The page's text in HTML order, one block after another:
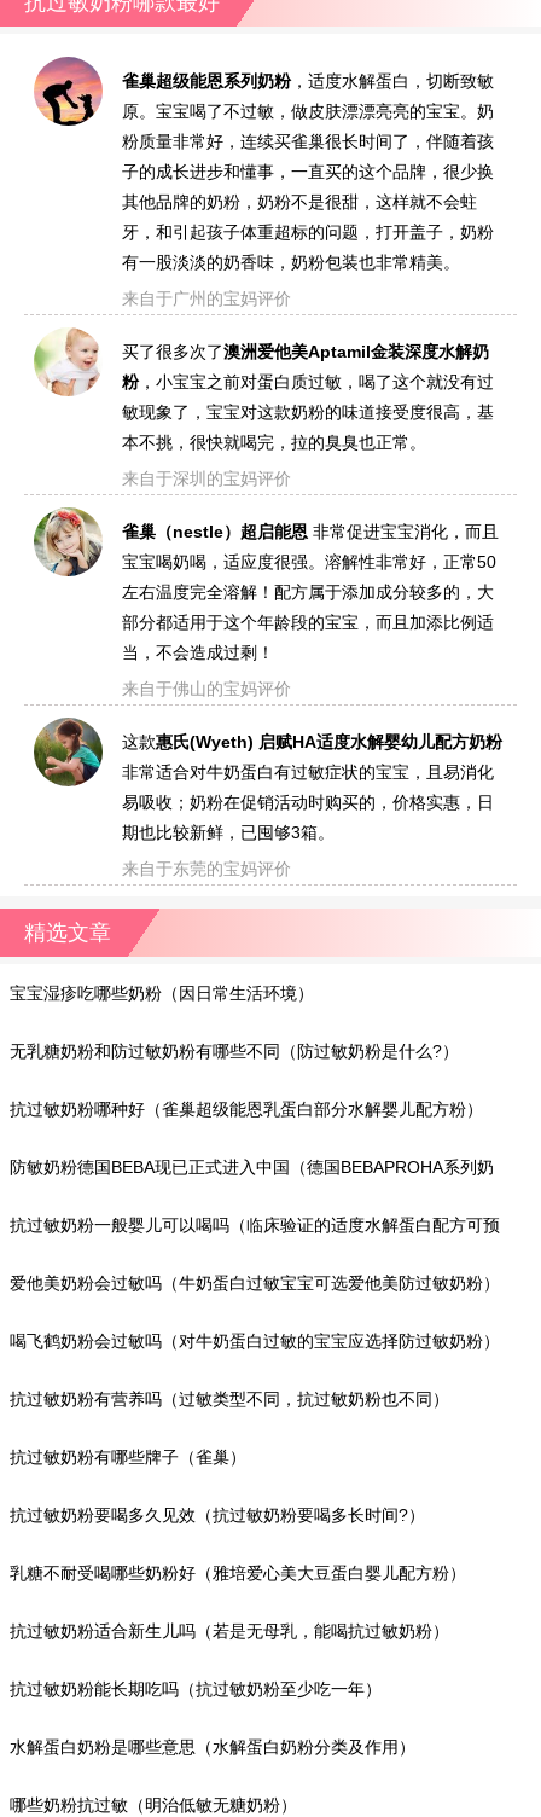
雀巢超级能恩系列奶粉，适度水解蛋白，切断致敏
原。宝宝喝了不过敏，做皮肤漂漂亮亮的宝宝。奶
粉质量非常好，连续买雀巢很长时间了，伴随着孩
子的成长进步和懂事，一直买的这个品牌，很少换
其他品牌的奶粉，奶粉不是很甜，这样就不会蛀
牙，和引起孩子体重超标的问题，打开盖子，奶粉
有一股淡淡的奶香味，奶粉包装也非常精美。
来自于广州的宝妈评价
买了很多次了澳洲爱他美Aptamil金装深度水解奶
粉，小宝宝之前对蛋白质过敏，喝了这个就没有过
敏现象了，宝宝对这款奶粉的味道接受度很高，基
本不挑，很快就喝完，拉的臭臭也正常。
来自于深圳的宝妈评价
雀巢（nestle）超启能恩 非常促进宝宝消化，而且
宝宝喝奶喝，适应度很强。溶解性非常好，正常50
左右温度完全溶解！配方属于添加成分较多的，大
部分都适用于这个年龄段的宝宝，而且加添比例适
当，不会造成过剩！
来自于佛山的宝妈评价
这款惠氏(Wyeth) 启赋HA适度水解婴幼儿配方奶粉
非常适合对牛奶蛋白有过敏症状的宝宝，且易消化
易吸收；奶粉在促销活动时购买的，价格实惠，日
期也比较新鲜，已囤够3箱。
来自于东莞的宝妈评价
精选文章
宝宝湿疹吃哪些奶粉（因日常生活环境）
无乳糖奶粉和防过敏奶粉有哪些不同（防过敏奶粉是什么?）
抗过敏奶粉哪种好（雀巢超级能恩乳蛋白部分水解婴儿配方粉）
防敏奶粉德国BEBA现已正式进入中国（德国BEBAPROHA系列奶
粉介绍）
抗过敏奶粉一般婴儿可以喝吗（临床验证的适度水解蛋白配方可预
防宝宝过敏）
爱他美奶粉会过敏吗（牛奶蛋白过敏宝宝可选爱他美防过敏奶粉）
喝飞鹤奶粉会过敏吗（对牛奶蛋白过敏的宝宝应选择防过敏奶粉）
抗过敏奶粉有营养吗（过敏类型不同，抗过敏奶粉也不同）
抗过敏奶粉有哪些牌子（雀巢）
抗过敏奶粉要喝多久见效（抗过敏奶粉要喝多长时间?）
乳糖不耐受喝哪些奶粉好（雅培爱心美大豆蛋白婴儿配方粉）
抗过敏奶粉适合新生儿吗（若是无母乳，能喝抗过敏奶粉）
抗过敏奶粉能长期吃吗（抗过敏奶粉至少吃一年）
水解蛋白奶粉是哪些意思（水解蛋白奶粉分类及作用）
哪些奶粉抗过敏（明治低敏无糖奶粉）